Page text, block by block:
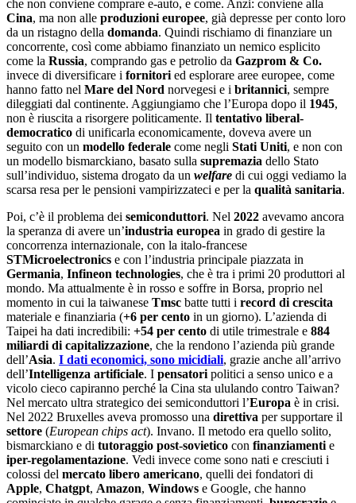
che non conviene comprare e-auto, e come. Anzi: conviene alla
Cina, ma non alle produzioni europee, già depresse per conto loro
da un ristagno della domanda. Quindi rischiamo di finanziare un
concorrente, così come abbiamo finanziato un nemico esplicito
come la Russia, comprando gas e petrolio da Gazprom & Co.
invece di diversificare i fornitori ed esplorare aree europee, come
hanno fatto nel Mare del Nord norvegesi e i britannici, sempre
dileggiati dal continente. Aggiungiamo che l’Europa dopo il 1945,
non è riuscita a risorgere politicamente. Il tentativo liberal-
democratico di unificarla economicamente, doveva avere un
seguito con un modello federale come negli Stati Uniti, e non con
un modello bismarckiano, basato sulla supremazia dello Stato
sull’individuo, sistema drogato da un welfare di cui oggi vediamo la
scarsa resa per le pensioni vampirizzateci e per la qualità sanitaria.
Poi, c’è il problema dei semiconduttori. Nel 2022 avevamo ancora
la speranza di avere un’industria europea in grado di gestire la
concorrenza internazionale, con la italo-francese
STMicroelectronics e con l’industria principale piazzata in
Germania, Infineon technologies, che è tra i primi 20 produttori al
mondo. Ma attualmente è in rosso e soffre in Borsa, proprio nel
momento in cui la taiwanese Tmsc batte tutti i record di crescita
materiale e finanziaria (+6 per cento in un giorno). L’azienda di
Taipei ha dati incredibili: +54 per cento di utile trimestrale e 884
miliardi di capitalizzazione, che la rendono l’azienda più grande
dell’Asia. I dati economici, sono micidiali, grazie anche all’arrivo
dell’Intelligenza artificiale. I pensatori politici a senso unico e a
vicolo cieco capiranno perché la Cina sta ululando contro Taiwan?
Nel mercato ultra strategico dei semiconduttori l’Europa è in crisi.
Nel 2022 Bruxelles aveva promosso una direttiva per supportare il
settore (European chips act). Invano. Il metodo era quello solito,
bismarckiano e di tutoraggio post-sovietico con finanziamenti e
iper-regolamentazione. Vedi invece come sono nati e cresciuti i
colossi del mercato libero americano, quelli dei fondatori di
Apple, Chatgpt, Amazon, Windows e Google, che hanno